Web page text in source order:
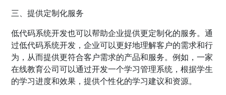
三、提供定制化服务
低代码系统开发也可以帮助企业提供更定制化的服务。通
过低代码系统开发，企业可以更好地理解客户的需求和行
为，从而提供更符合客户需求的产品和服务。例如，一家
在线教育公司可以通过开发一个学习管理系统，根据学生
的学习进度和效果，提供个性化的学习建议和资源。